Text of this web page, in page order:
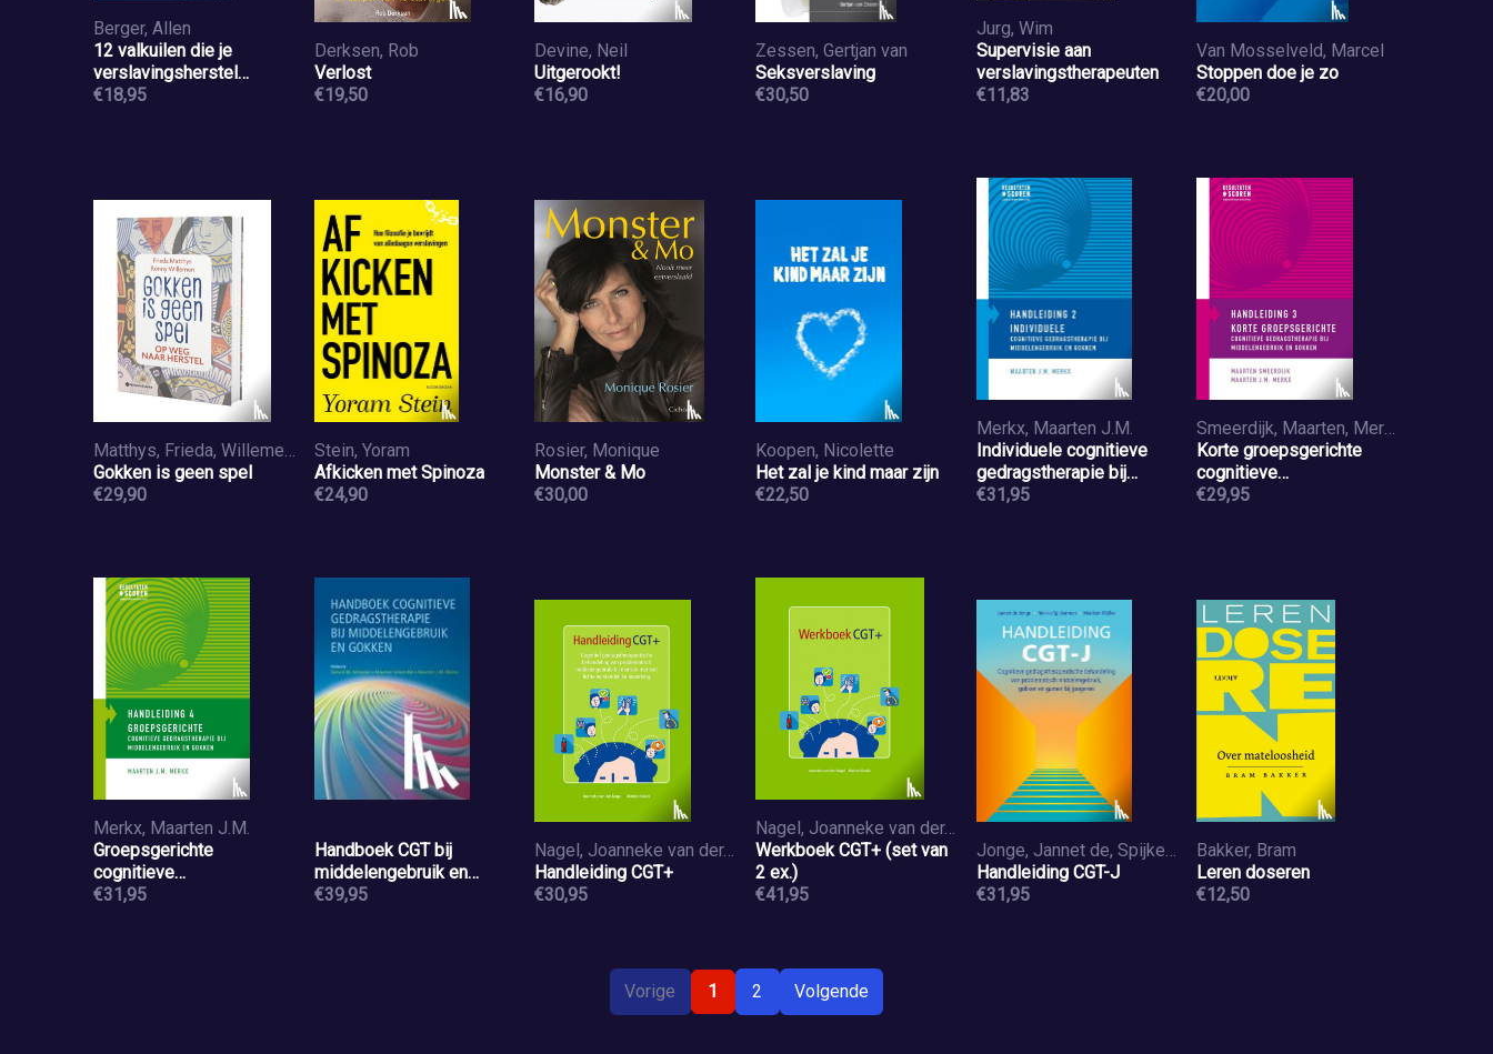
Berger, Allen
12 valkuilen die je
verslavingsherstel
bedreigen
€18,95
Derksen, Rob
Verlost
€19,50
Devine, Neil
Uitgerookt!
€16,90
Zessen, Gertjan van
Seksverslaving
€30,50
Jurg, Wim
Supervisie aan
verslavingstherapeuten
€11,83
Van Mosselveld, Marcel
Stoppen doe je zo
€20,00
Matthys, Frieda, Willemen, Ronny
Gokken is geen spel
€29,90
Stein, Yoram
Afkicken met Spinoza
€24,90
Rosier, Monique
Monster & Mo
€30,00
Koopen, Nicolette
Het zal je kind maar zijn
€22,50
Merkx, Maarten J.M.
Individuele cognitieve
gedragstherapie bij
middelengebruik en
€31,95
Smeerdijk, Maarten, Merkx, Maarten J.M.
Korte groepsgerichte
cognitieve
gedragstherapie bij
€29,95
Merkx, Maarten J.M.
Groepsgerichte
cognitieve
gedragstherapie bij
€31,95
Handboek CGT bij
middelengebruik en
gokken
€39,95
Nagel, Joanneke van der, Kiewik, Marion
Handleiding CGT+
€30,95
Nagel, Joanneke van der, Kiewik, Marion
Werkboek CGT+ (set van
2 ex.)
€41,95
Jonge, Jannet de, Spijkerman, Renske, Muller, Mariken
Handleiding CGT-J
€31,95
Bakker, Bram
Leren doseren
€12,50
Vorige 1 2 Volgende